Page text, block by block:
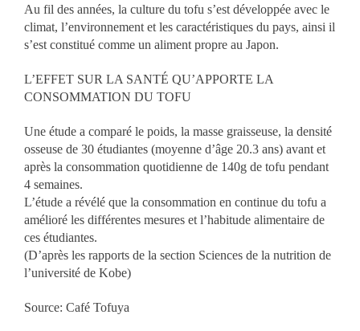
Au fil des années, la culture du tofu s’est développée avec le
climat, l’environnement et les caractéristiques du pays, ainsi il
s’est constitué comme un aliment propre au Japon.
L’EFFET SUR LA SANTÉ QU’APPORTE LA
CONSOMMATION DU TOFU
Une étude a comparé le poids, la masse graisseuse, la densité
osseuse de 30 étudiantes (moyenne d’âge 20.3 ans) avant et
après la consommation quotidienne de 140g de tofu pendant
4 semaines.
L’étude a révélé que la consommation en continue du tofu a
amélioré les différentes mesures et l’habitude alimentaire de
ces étudiantes.
(D’après les rapports de la section Sciences de la nutrition de
l’université de Kobe)
Source: Café Tofuya